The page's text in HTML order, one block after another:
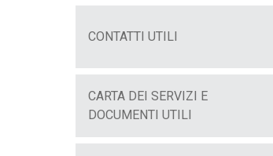
CONTATTI UTILI
CARTA DEI SERVIZI E
DOCUMENTI UTILI